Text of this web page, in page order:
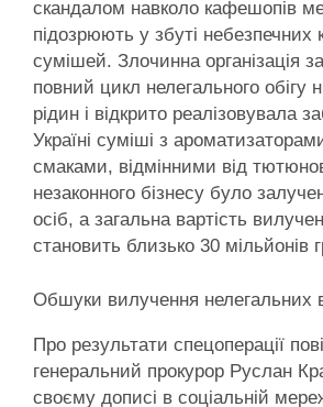
скандалом навколо кафешопів
підозрюють у збуті небезпечних
сумішей. Злочинна організація
повний цикл нелегального обігу
рідин і відкрито реалізовувала
Україні суміші з
смаками, відмінними від
незаконного бізнесу було
осіб, а загальна вартість
становить близько 30 мільйонів
Обшуки вилучення нелегальних
Про результати спецоперації
генеральний прокурор Руслан
своєму дописі в соціальній